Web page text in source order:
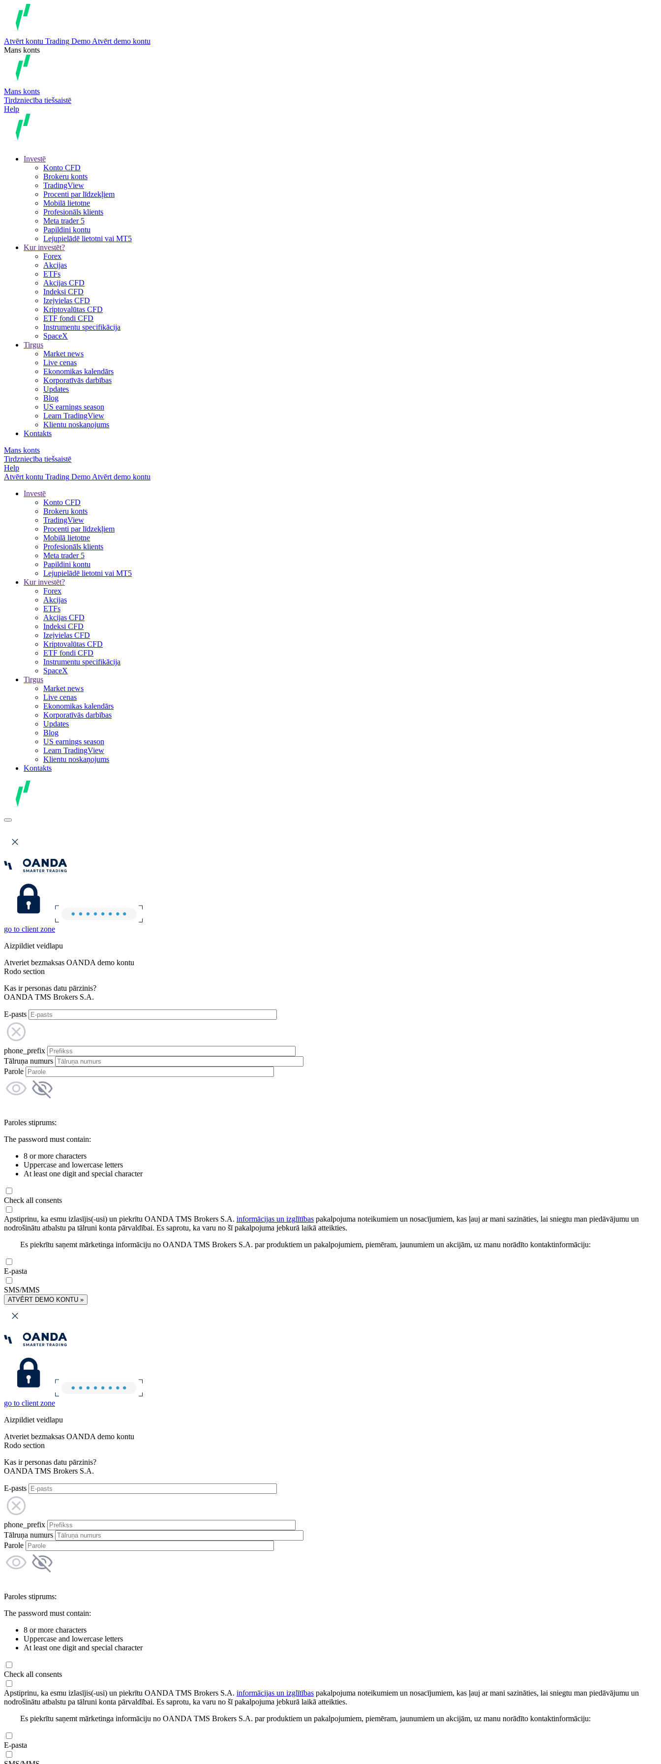
Atvērt kontu Trading Demo Atvērt demo kontu
Mans konts
Mans konts
Tirdzniecība tiešsaistē
Help
Investē
Konto CFD
Brokeru konts
TradingView
Procenti par līdzekļiem
Mobilā lietotne
Profesionāls klients
Meta trader 5
Papildini kontu
Lejupielādē lietotni vai MT5
Kur investēt?
Forex
Akcijas
ETFs
Akcijas CFD
Indeksi CFD
Izejvielas CFD
Kriptovalūtas CFD
ETF fondi CFD
Instrumentu specifikācija
SpaceX
Tirgus
Market news
Live cenas
Ekonomikas kalendārs
Korporatīvās darbības
Updates
Blog
US earnings season
Learn TradingView
Klientu noskaņojums
Kontakts
Mans konts
Tirdzniecība tiešsaistē
Help
Atvērt kontu Trading Demo Atvērt demo kontu
Investē
Konto CFD
Brokeru konts
TradingView
Procenti par līdzekļiem
Mobilā lietotne
Profesionāls klients
Meta trader 5
Papildini kontu
Lejupielādē lietotni vai MT5
Kur investēt?
Forex
Akcijas
ETFs
Akcijas CFD
Indeksi CFD
Izejvielas CFD
Kriptovalūtas CFD
ETF fondi CFD
Instrumentu specifikācija
SpaceX
Tirgus
Market news
Live cenas
Ekonomikas kalendārs
Korporatīvās darbības
Updates
Blog
US earnings season
Learn TradingView
Klientu noskaņojums
Kontakts
go to client zone
Aizpildiet veidlapu
Atveriet bezmaksas OANDA demo kontu
Rodo section
Kas ir personas datu pārzinis?
OANDA TMS Brokers S.A.
E-pasts
phone_prefix
Tālruņa numurs
Parole
Paroles stiprums:
The password must contain:
8 or more characters
Uppercase and lowercase letters
At least one digit and special character
Check all consents
Apstiprinu, ka esmu izlasījis(-usi) un piekrītu OANDA TMS Brokers S.A. informācijas un izglītības pakalpojuma noteikumiem un nosacījumiem, kas ļauj ar mani sazināties, lai sniegtu man piedāvājumu un
nodrošinātu atbalstu pa tālruni konta pārvaldībai. Es saprotu, ka varu no šī pakalpojuma jebkurā laikā atteikties.
Es piekrītu saņemt mārketinga informāciju no OANDA TMS Brokers S.A. par produktiem un pakalpojumiem, piemēram, jaunumiem un akcijām, uz manu norādīto kontaktinformāciju:
E-pasta
SMS/MMS
ATVĒRT DEMO KONTU »
go to client zone
Aizpildiet veidlapu
Atveriet bezmaksas OANDA demo kontu
Rodo section
Kas ir personas datu pārzinis?
OANDA TMS Brokers S.A.
E-pasts
phone_prefix
Tālruņa numurs
Parole
Paroles stiprums:
The password must contain:
8 or more characters
Uppercase and lowercase letters
At least one digit and special character
Check all consents
Apstiprinu, ka esmu izlasījis(-usi) un piekrītu OANDA TMS Brokers S.A. informācijas un izglītības pakalpojuma noteikumiem un nosacījumiem, kas ļauj ar mani sazināties, lai sniegtu man piedāvājumu un
nodrošinātu atbalstu pa tālruni konta pārvaldībai. Es saprotu, ka varu no šī pakalpojuma jebkurā laikā atteikties.
Es piekrītu saņemt mārketinga informāciju no OANDA TMS Brokers S.A. par produktiem un pakalpojumiem, piemēram, jaunumiem un akcijām, uz manu norādīto kontaktinformāciju:
E-pasta